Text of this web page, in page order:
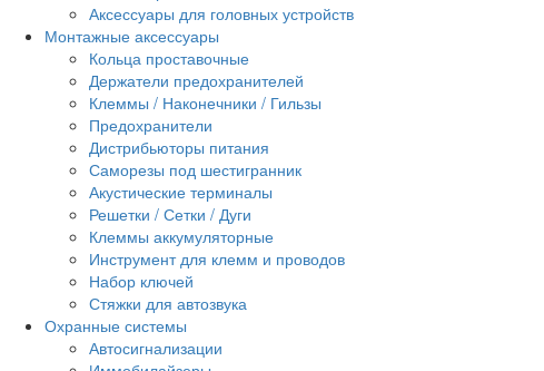
Аксессуары для головных устройств
Монтажные аксессуары
Кольца проставочные
Держатели предохранителей
Клеммы / Наконечники / Гильзы
Предохранители
Дистрибьюторы питания
Саморезы под шестигранник
Акустические терминалы
Решетки / Сетки / Дуги
Клеммы аккумуляторные
Инструмент для клемм и проводов
Набор ключей
Стяжки для автозвука
Охранные системы
Автосигнализации